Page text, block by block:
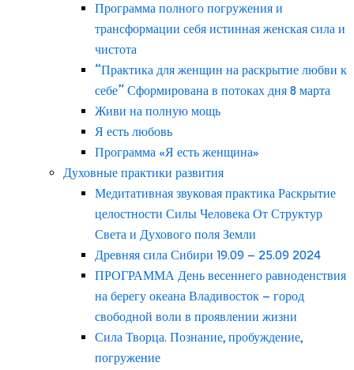
Программа полного погружения и
трансформации себя истинная женская сила и
чистота
“Практика для женщин на раскрытие любви к
себе” Сформирована в потоках дня 8 марта
Живи на полную мощь
Я есть любовь
Программа «Я есть женщина»
Духовные практики развития
Медитативная звуковая практика Раскрытие
целостности Силы Человека От Структур
Света и Духового поля Земли
Древняя сила Сибири 19.09 – 25.09 2024
ПРОГРАММА День весеннего равноденствия
на берегу океана Владивосток – город
свободной воли в проявлении жизни
Сила Творца. Познание, пробуждение,
погружение